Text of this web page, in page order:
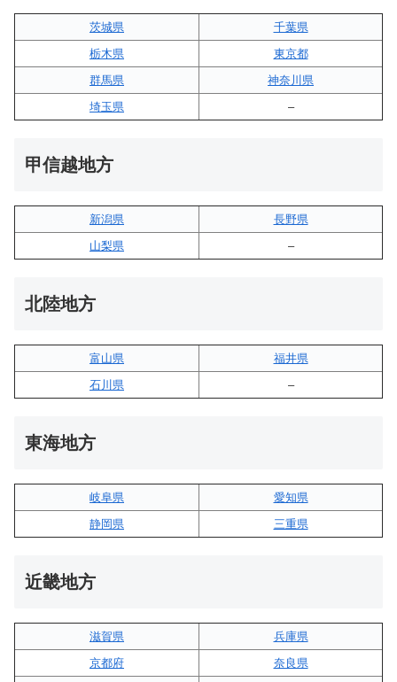
茨城県
千葉県
栃木県
東京都
群馬県
神奈川県
埼玉県
–
甲信越地方
新潟県
長野県
山梨県
–
北陸地方
富山県
福井県
石川県
–
東海地方
岐阜県
愛知県
静岡県
三重県
近畿地方
滋賀県
兵庫県
京都府
奈良県